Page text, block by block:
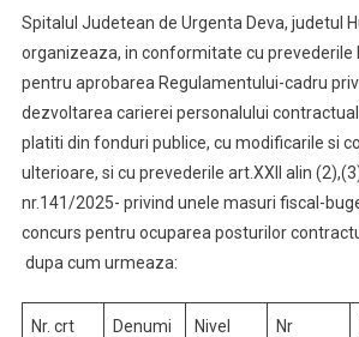
Spitalul Judetean de Urgenta Deva, judetul
organizeaza, in conformitate cu prevederile
pentru aprobarea Regulamentului-cadru
dezvoltarea carierei personalului
platiti din fonduri publice, cu modificarile si
ulterioare, si cu prevederile art.XXII alin
nr.141/2025- privind unele masuri fiscal-
concurs pentru ocuparea posturilor
dupa cum urmeaza:
Nr. crt
Denumi
Nivel
Nr